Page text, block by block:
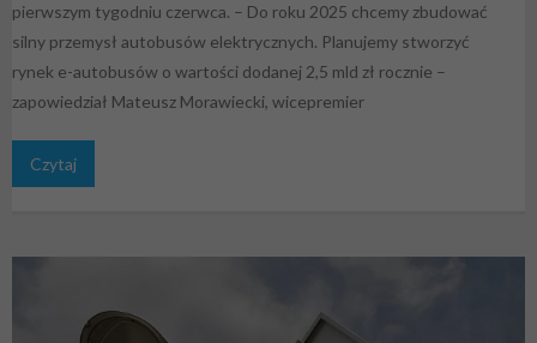
pierwszym tygodniu czerwca. – Do roku 2025 chcemy zbudować
silny przemysł autobusów elektrycznych. Planujemy stworzyć
rynek e-autobusów o wartości dodanej 2,5 mld zł rocznie –
zapowiedział Mateusz Morawiecki, wicepremier
Czytaj